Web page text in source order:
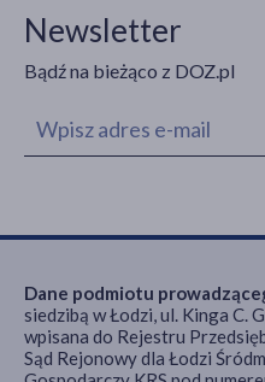
Newsletter
Bądź na bieżąco z DOZ.pl
Dane podmiotu
siedzibą w Łodzi, ul. Kinga C.
wpisana do Rejestru
Sąd Rejonowy dla Łodzi